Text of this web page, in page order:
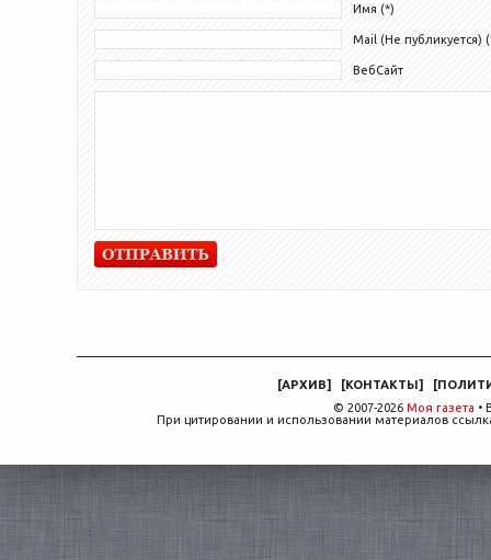
Имя (*)
Mail (Не публикуется)
ВебСайт
[АРХИВ] [КОНТАКТЫ] [
© 2007-2026 Моя газета •
При цитировании и использовании материалов